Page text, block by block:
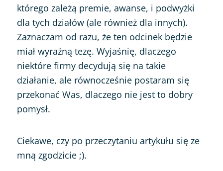
którego zależą premie, awanse, i podwyżki
dla tych działów (ale również dla innych).
Zaznaczam od razu, że ten odcinek będzie
miał wyraźną tezę. Wyjaśnię, dlaczego
niektóre firmy decydują się na takie
działanie, ale równocześnie postaram się
przekonać Was, dlaczego nie jest to dobry
pomysł.
Ciekawe, czy po przeczytaniu artykułu się ze
mną zgodzicie ;).